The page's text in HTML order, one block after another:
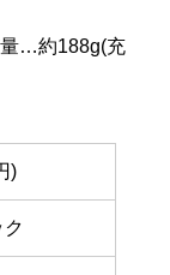
量…約188g(充
)